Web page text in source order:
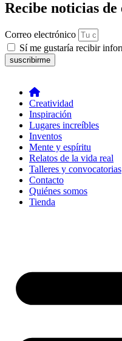
Recibe noticias de
Correo electrónico
Sí me gustaría recibir
suscribirme
Creatividad
Inspiración
Lugares increíbles
Inventos
Mente y espíritu
Relatos de la vida real
Talleres y convocatorias
Contacto
Quiénes somos
Tienda